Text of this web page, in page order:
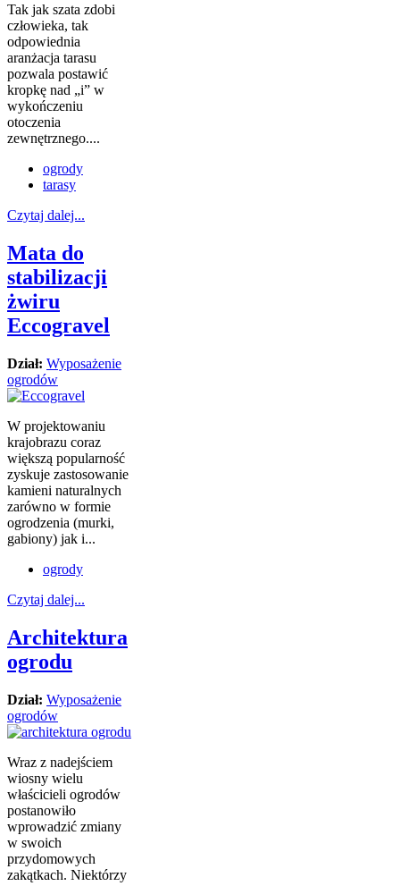
Tak jak szata zdobi
człowieka, tak
odpowiednia
aranżacja tarasu
pozwala postawić
kropkę nad „i” w
wykończeniu
otoczenia
zewnętrznego....
ogrody
tarasy
Czytaj dalej...
Mata do
stabilizacji
żwiru
Eccogravel
Dział: Wyposażenie
ogrodów
W projektowaniu
krajobrazu coraz
większą popularność
zyskuje zastosowanie
kamieni naturalnych
zarówno w formie
ogrodzenia (murki,
gabiony) jak i...
ogrody
Czytaj dalej...
Architektura
ogrodu
Dział: Wyposażenie
ogrodów
Wraz z nadejściem
wiosny wielu
właścicieli ogrodów
postanowiło
wprowadzić zmiany
w swoich
przydomowych
zakątkach. Niektórzy